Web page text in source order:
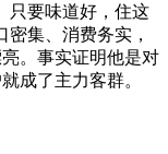
只要味道好，住这
集、消费务实，
。事实证明他是对
成了主力客群。